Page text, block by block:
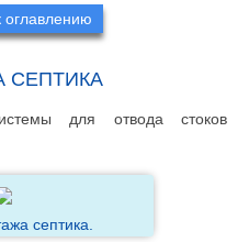
оглавлению
СЕПТИКА
для отвода стоков
септика.